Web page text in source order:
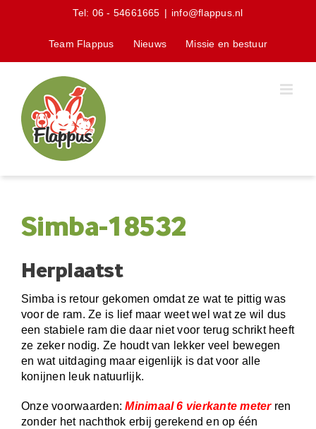
Tel: 06 - 54661665 | info@flappus.nl
Team Flappus Nieuws Missie en bestuur
Simba-18532
Herplaatst
Simba is retour gekomen omdat ze wat te pittig was
voor de ram. Ze is lief maar weet wel wat ze wil dus
een stabiele ram die daar niet voor terug schrikt heeft
ze zeker nodig. Ze houdt van lekker veel bewegen
en wat uitdaging maar eigenlijk is dat voor alle
konijnen leuk natuurlijk.
Onze voorwaarden:Minimaal 6 vierkante meterren
zonder het nachthok erbij gerekend en op één